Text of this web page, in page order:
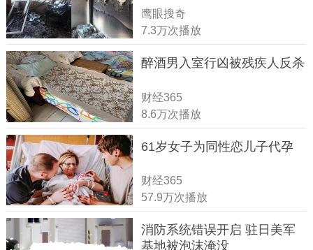
鹰眼搜奇
7.3万次播放
醉酒男入室行凶被残疾人反杀
财经365
8.6万次播放
61岁女子为同性恋儿子代孕
财经365
57.9万次播放
消防系统错误开启 驻日美军
基地被泡沫淹没